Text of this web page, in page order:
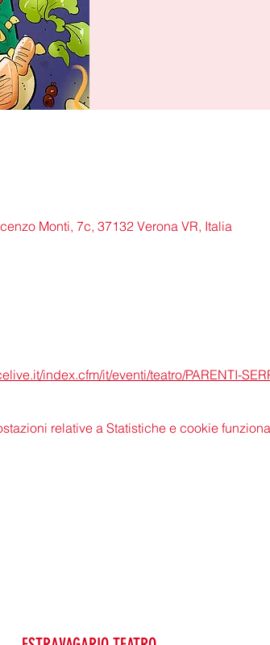
Monti, 7c, 37132 Verona VR, Italia
index.cfm/it/eventi/teatro/PARENTI-
relative a Statistiche e cookie